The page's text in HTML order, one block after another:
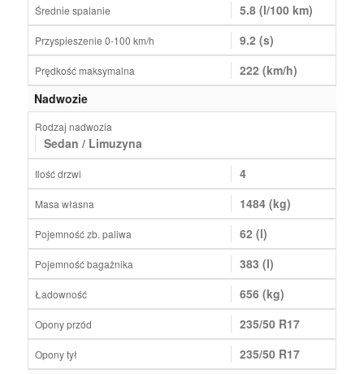
Średnie spalanie 5.8 (l/100 km)
Przyspieszenie 0-100 km/h 9.2 (s)
Prędkość maksymalna
222 (km/h)
Nadwozie
Rodzaj nadwozia
Sedan / Limuzyna
Ilość drzwi 4
Masa własna 1484 (kg)
Pojemność zb. paliwa 62 (l)
Pojemność bagażnika 383 (l)
Ładowność 656 (kg)
Opony przód 235/50 R17
Opony tył 235/50 R17